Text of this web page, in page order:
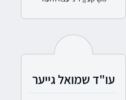
עו"ד שמואל גייער